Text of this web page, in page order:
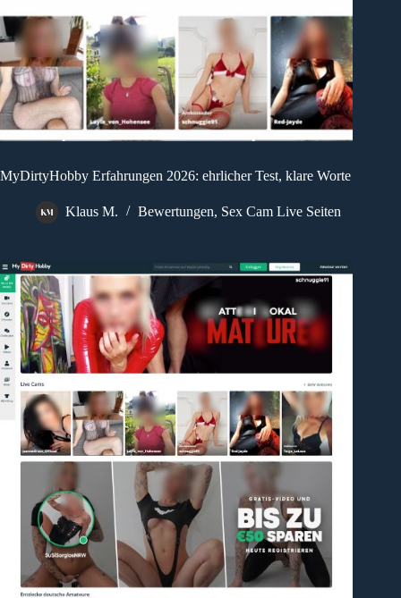
MyDirtyHobby Erfahrungen 2026: ehrlicher Test, klare Worte
Klaus M. Bewertungen, Sex Cam Live Seiten